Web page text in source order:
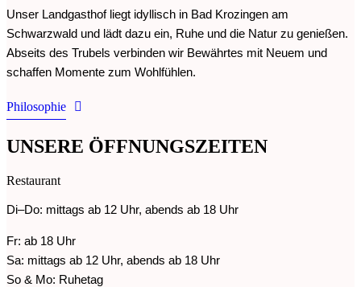
Unser Landgasthof liegt idyllisch in Bad Krozingen am
Schwarzwald und lädt dazu ein, Ruhe und die Natur zu genießen.
Abseits des Trubels verbinden wir Bewährtes mit Neuem und
schaffen Momente zum Wohlfühlen.
Philosophie
UNSERE ÖFFNUNGSZEITEN
Restaurant
Di–Do: mittags ab 12 Uhr, abends ab 18 Uhr
Fr: ab 18 Uhr
Sa: mittags ab 12 Uhr, abends ab 18 Uhr
So & Mo: Ruhetag